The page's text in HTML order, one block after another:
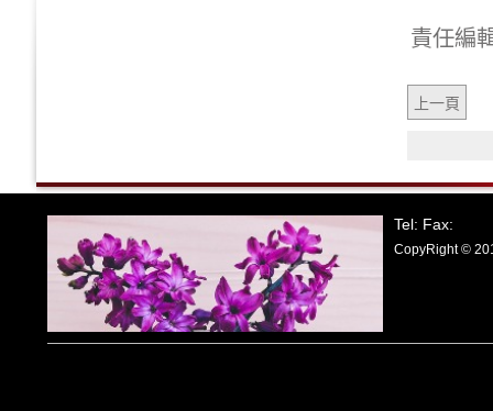
責任編
上一頁
Tel: Fax:
CopyRight ©